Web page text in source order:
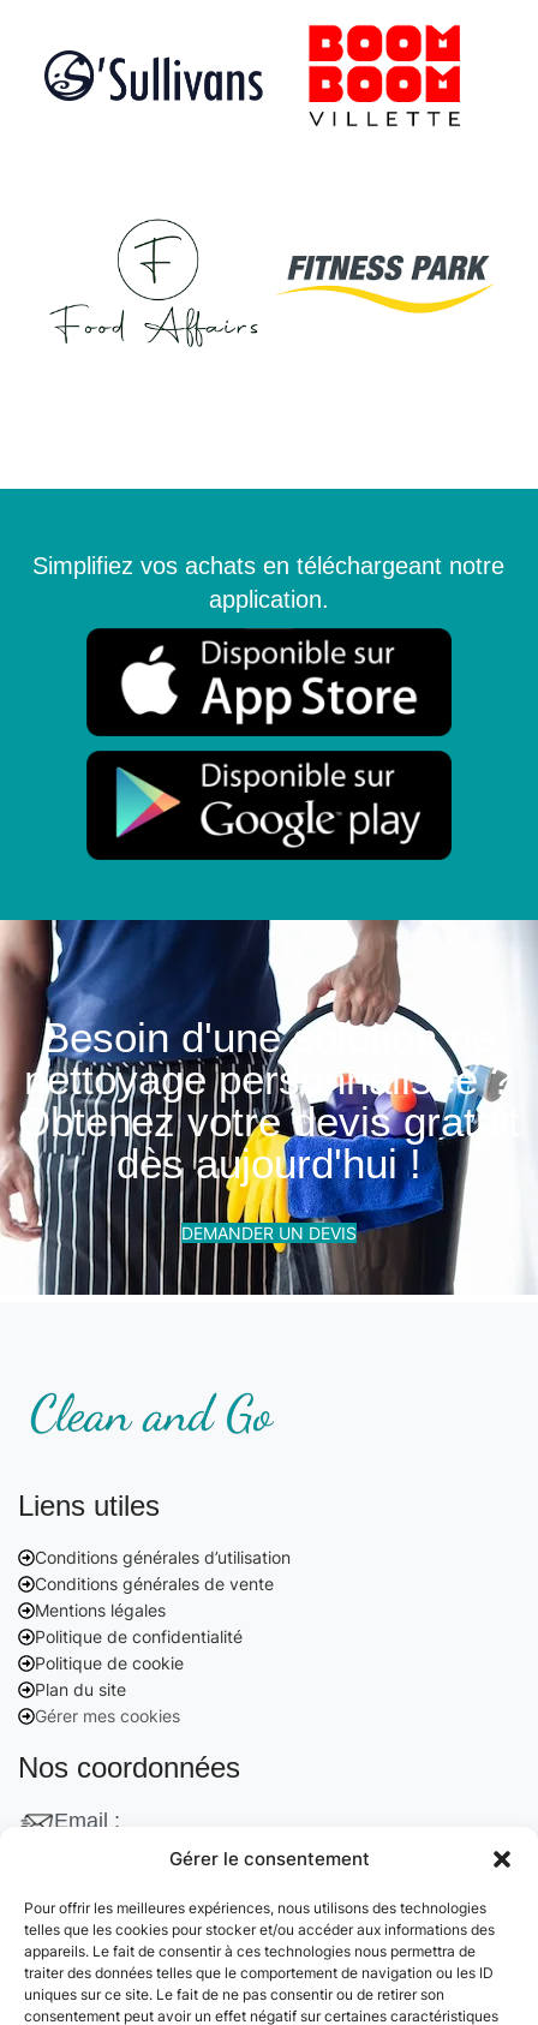
Gérer le consentement
Pour offrir les meilleures expériences, nous utilisons des technologies
telles que les cookies pour stocker et/ou accéder aux informations des
appareils. Le fait de consentir à ces technologies nous permettra de
traiter des données telles que le comportement de navigation ou les ID
uniques sur ce site. Le fait de ne pas consentir ou de retirer son
consentement peut avoir un effet négatif sur certaines caractéristiques
Simplifiez vos achats en téléchargeant notre
application.
Besoin d'une solution de
nettoyage personnalisée ?
Obtenez votre devis gratuit
dès aujourd'hui !
DEMANDER UN DEVIS
Liens utiles
Conditions générales d’utilisation
Conditions générales de vente
Mentions légales
Politique de confidentialité
Politique de cookie
Plan du site
Gérer mes cookies
Nos coordonnées
Email :
contact@cleanango.fr
Adresse :
132 Rue Edouard Vaillant, 95870 Bezons, France
Téléphone :